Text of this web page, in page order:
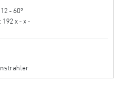
- 60°
x - x -